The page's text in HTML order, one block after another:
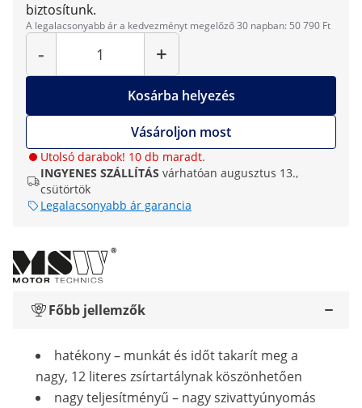
biztosítunk.
A legalacsonyabb ár a kedvezményt megelőző 30 napban: 50 790 Ft
-
Mennyiség
+
Kosárba helyezés
Vásároljon most
Utolsó darabok! 10 db maradt.
INGYENES SZÁLLÍTÁS várhatóan augusztus 13.,
csütörtök
Legalacsonyabb ár garancia
Főbb jellemzők
hatékony – munkát és időt takarít meg a
nagy, 12 literes zsírtartálynak köszönhetően
nagy teljesítményű – nagy szivattyúnyomás